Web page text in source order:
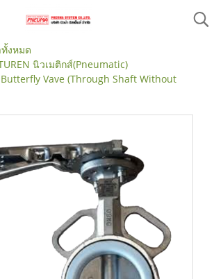
งหมด
นิวเมติกส์(Pneumatic)
Butterfly Vave (Through Shaft Without